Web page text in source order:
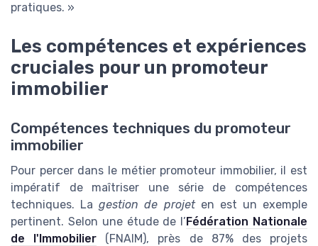
pratiques. »
Les compétences et expériences
cruciales pour un promoteur
immobilier
Compétences techniques du promoteur
immobilier
Pour percer dans le métier promoteur immobilier, il est
impératif de maîtriser une série de compétences
techniques. Lagestion de projeten est un exemple
pertinent. Selon une étude de l’Fédération Nationale
de l'Immobilier (FNAIM), près de 87% des projets